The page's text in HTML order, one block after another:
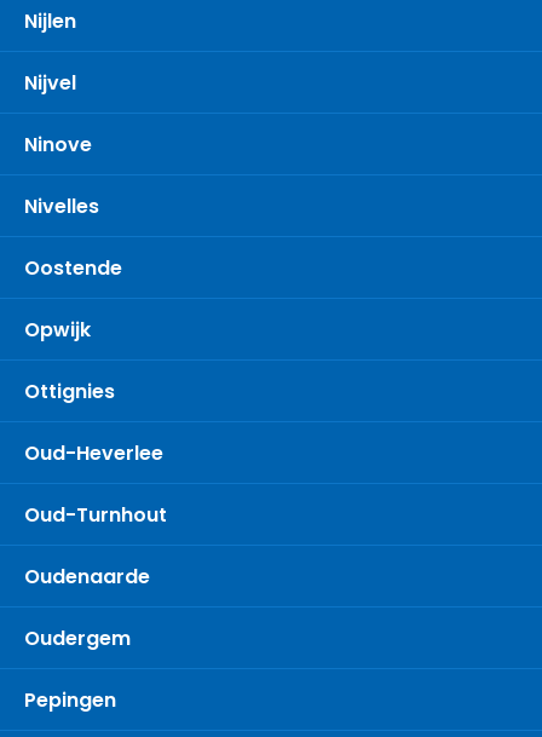
Nijlen
Nijvel
Ninove
Nivelles
Oostende
Opwijk
Ottignies
Oud-Heverlee
Oud-Turnhout
Oudenaarde
Oudergem
Pepingen